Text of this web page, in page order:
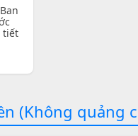
tiết
(Không quảng